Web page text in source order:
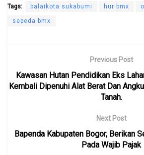
Tags: balaikota sukabumi hur bmx
sepeda bmx
Previous Post
Kawasan Hutan Pendidikan Eks
Kembali Dipenuhi Alat Berat Dan
Tanah.
Next Post
Bapenda Kabupaten Bogor, Berikan
Pada Wajib Pajak